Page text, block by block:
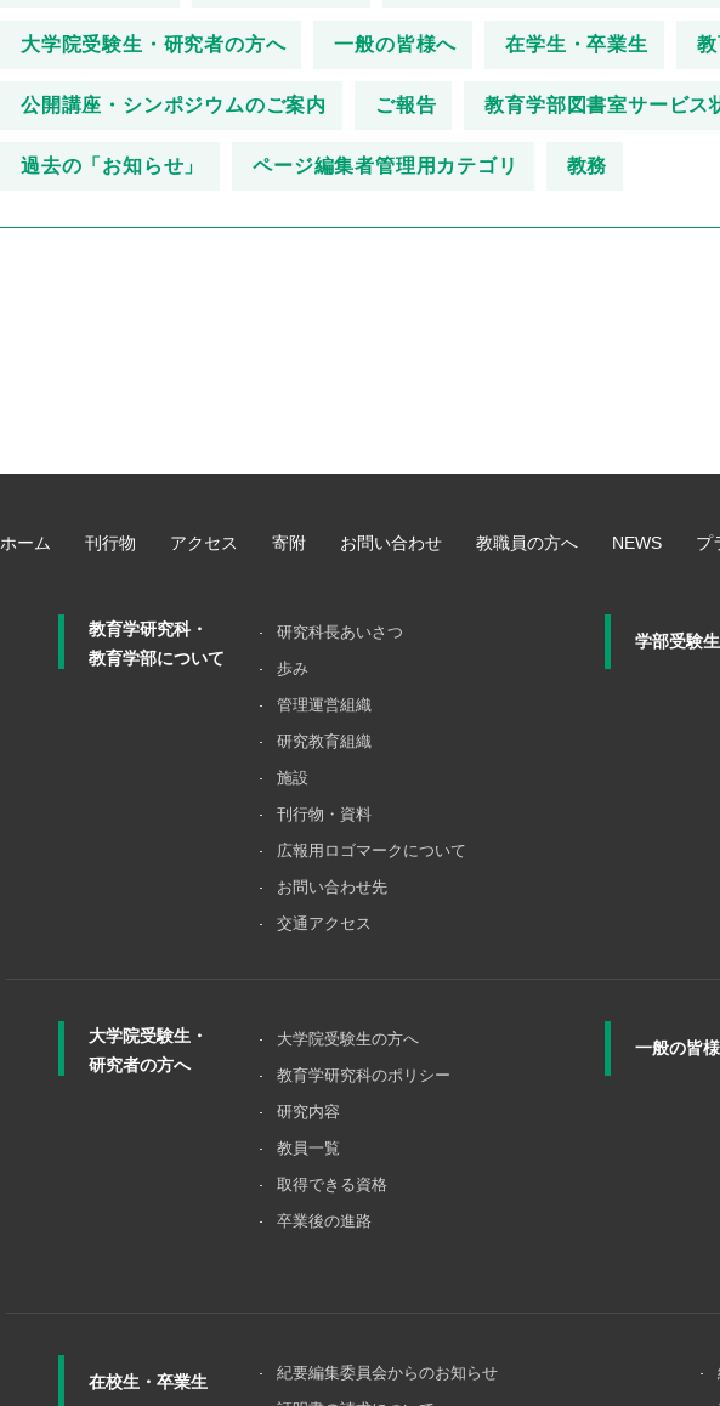
大学院受験生・研究者の方へ 一般の皆様へ 在学生・卒業生
公開講座・シンポジウムのご案内 ご報告 教育学部図書室サービス
過去の「お知らせ」 ページ編集者管理用カテゴリ 教務
ホーム 刊行物 アクセス 寄附 お問い合わせ 教職員の方へ NEWS プ
教育学研究科・
教育学部について
研究科長あいさつ
歩み
管理運営組織
研究教育組織
施設
刊行物・資料
広報用ロゴマークについて
お問い合わせ先
交通アクセス
学部受験
大学院受験生・
研究者の方へ
大学院受験⽣の⽅へ
教育学研究科のポリシー
研究内容
教員一覧
取得できる資格
卒業後の進路
一般の皆
在校生・ 卒業生
紀要編集委員会からのお知らせ